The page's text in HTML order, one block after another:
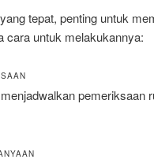
tepat, penting untuk
cara untuk melakukannya:
pemeriksaan